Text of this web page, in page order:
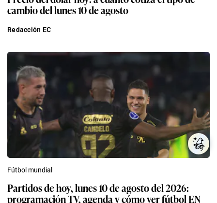
cambio del lunes 10 de agosto
Redacción EC
Fútbol mundial
Partidos de hoy, lunes 10 de agosto del 2026:
programación TV, agenda y cómo ver fútbol EN